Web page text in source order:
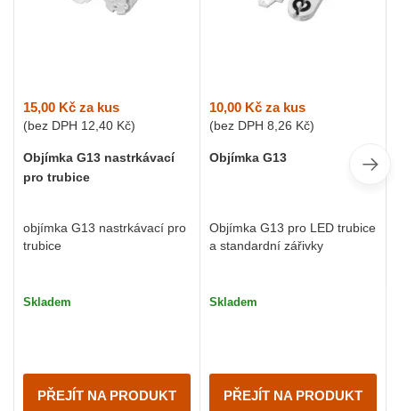
15,00 Kč za kus
(bez DPH 12,40 Kč)
Objímka G13 nastrkávací
pro trubice
objímka G13 nastrkávací pro
trubice
Skladem
PŘEJÍT NA PRODUKT
10,00 Kč za kus
(bez DPH 8,26 Kč)
Objímka G13
Objímka G13 pro LED trubice
a standardní zářivky
Skladem
PŘEJÍT NA PRODUKT